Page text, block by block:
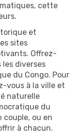
cette
et
sites
Offrez-
diverses
du Congo. Pour
vous à la ville et
naturelle
du
couple, ou en
à chacun.